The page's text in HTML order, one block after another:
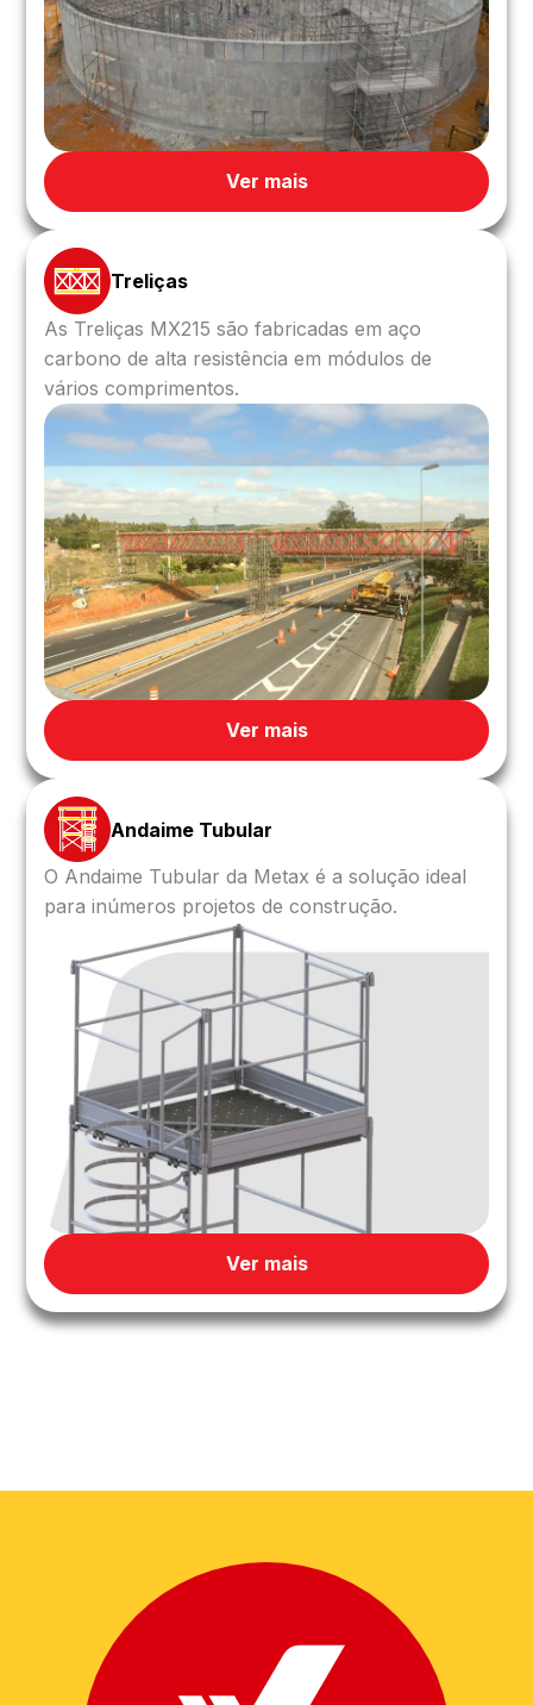
Ver mais
Treliças
As Treliças MX215 são fabricadas em aço
carbono de alta resistência em módulos de
vários comprimentos.
Ver mais
Andaime Tubular
O Andaime Tubular da Metax é a solução ideal
para inúmeros projetos de construção.
Ver mais